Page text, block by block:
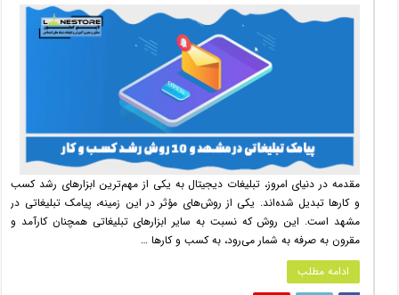
مقدمه در دنیای امروز، تبلیغات دیجیتال به یکی از مهم‌ترین ابزارهای رشد کسب
و کارها تبدیل شده‌اند. یکی از روش‌های مؤثر در این زمینه، پیامک تبلیغاتی در
مشهد است. این روش که نسبت به سایر ابزارهای تبلیغاتی همچنان کارآمد و
مقرون به صرفه به شمار می‌رود، به کسب و کارها …
ادامه مطلب